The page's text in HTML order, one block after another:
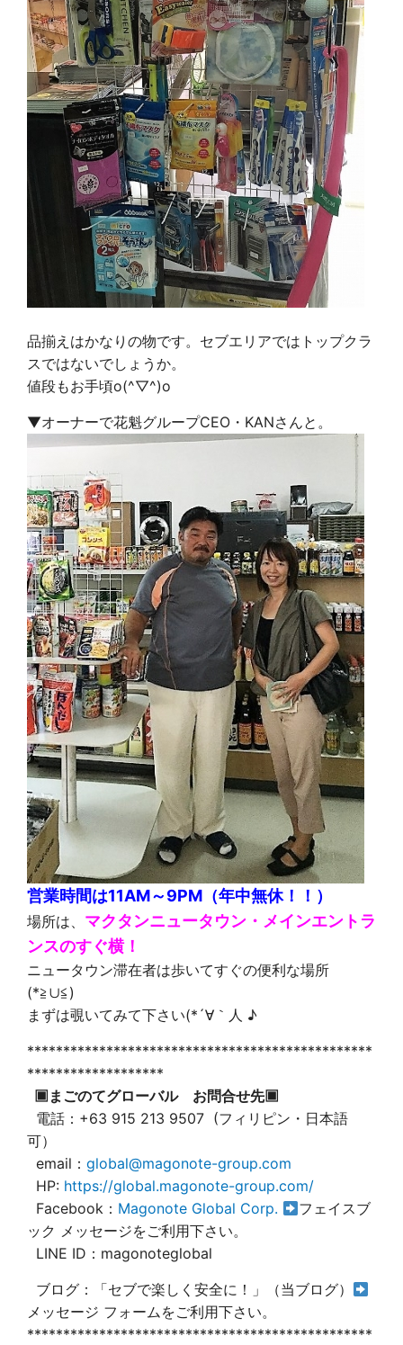
品揃えはかなりの物です。セブエリアではトップクラ
スではないでしょうか。
値段もお手頃o(^▽^)o
▼オーナーで花魁グループCEO・KANさんと。
営業時間は11AM～9PM（年中無休！！）
場所は、 マクタンニュータウン・メインエントラ
ンスのすぐ横！
ニュータウン滞在者は歩いてすぐの便利な場所
(*≧∪≦)
まずは覗いてみて下さい(*´∀｀人 ♪
************************************************
*******************
▣まごのてグローバル お問合せ先▣
電話：+63 915 213 9507 (フィリピン・日本語
可）
email： global@magonote-group.com
HP: https://global.magonote-group.com/
Facebook： Magonote Global Corp.
フェイスブ
ック メッセージをご利用下さい。
LINE ID：magonoteglobal
ブログ：「セブで楽しく安全に！」（当ブログ）
メッセージ フォームをご利用下さい。
************************************************